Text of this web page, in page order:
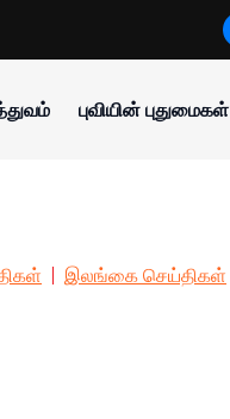
புவியின் புதுமைகள்
இலங்கை செய்திகள்